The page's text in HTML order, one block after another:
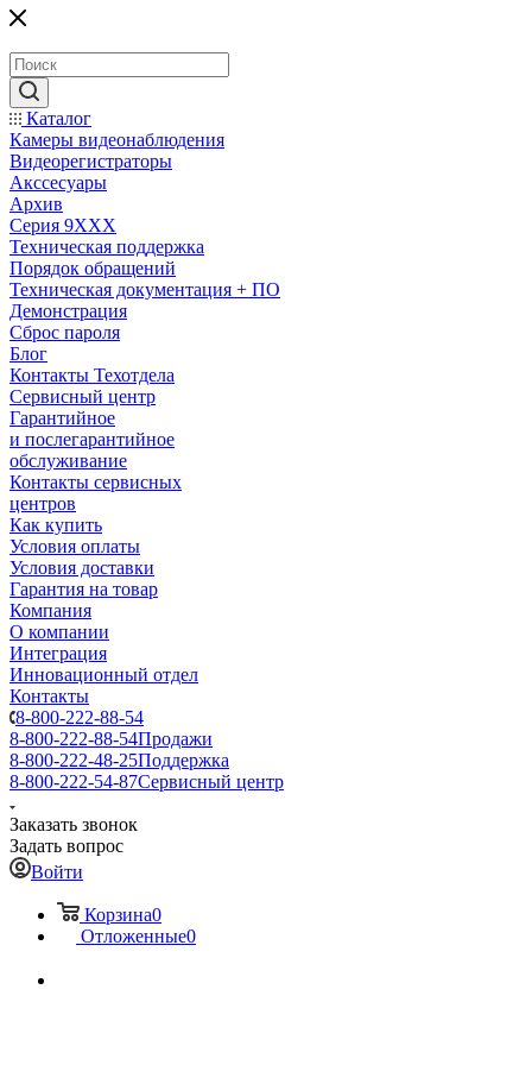
Каталог
Камеры видеонаблюдения
Видеорегистраторы
Акссесуары
Архив
Серия 9XXX
Техническая поддержка
Порядок обращений
Техническая документация + ПО
Демонстрация
Сброс пароля
Блог
Контакты Техотдела
Сервисный центр
Гарантийное
и послегарантийное
обслуживание
Контакты сервисных
центров
Как купить
Условия оплаты
Условия доставки
Гарантия на товар
Компания
О компании
Интеграция
Инновационный отдел
Контакты
8-800-222-88-54
8-800-222-88-54Продажи
8-800-222-48-25Поддержка
8-800-222-54-87Сервисный центр
Заказать звонок
Задать вопрос
Войти
Корзина0
Отложенные0